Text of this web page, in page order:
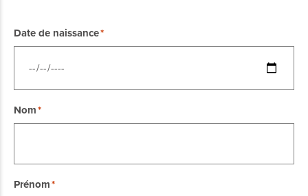
Date de naissance
Nom
Prénom